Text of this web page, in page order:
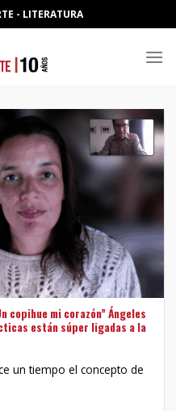
- LITERATURA
copihue mi corazón” Ángeles
están súper ligadas a la
un tiempo el concepto de